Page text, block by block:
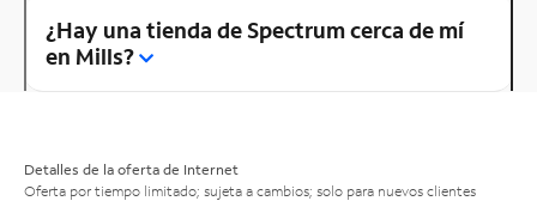
¿Hay una tienda de Spectrum cerca de mí
en Mills?
Detalles de la oferta de Internet
Oferta por tiempo limitado; sujeta a cambios; solo para nuevos clientes